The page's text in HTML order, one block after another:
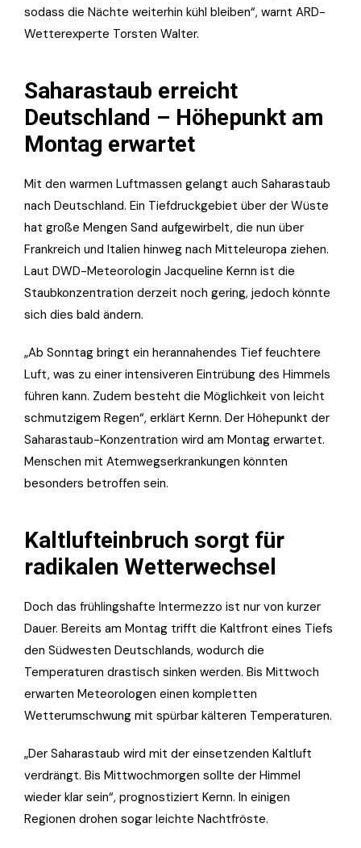
sodass die Nächte weiterhin kühl bleiben“, warnt ARD-
Wetterexperte Torsten Walter.
Saharastaub erreicht
Deutschland – Höhepunkt am
Montag erwartet
Mit den warmen Luftmassen gelangt auch Saharastaub
nach Deutschland. Ein Tiefdruckgebiet über der Wüste
hat große Mengen Sand aufgewirbelt, die nun über
Frankreich und Italien hinweg nach Mitteleuropa ziehen.
Laut DWD-Meteorologin Jacqueline Kernn ist die
Staubkonzentration derzeit noch gering, jedoch könnte
sich dies bald ändern.
„Ab Sonntag bringt ein herannahendes Tief feuchtere
Luft, was zu einer intensiveren Eintrübung des Himmels
führen kann. Zudem besteht die Möglichkeit von leicht
schmutzigem Regen“, erklärt Kernn. Der Höhepunkt der
Saharastaub-Konzentration wird am Montag erwartet.
Menschen mit Atemwegserkrankungen könnten
besonders betroffen sein.
Kaltlufteinbruch sorgt für
radikalen Wetterwechsel
Doch das frühlingshafte Intermezzo ist nur von kurzer
Dauer. Bereits am Montag trifft die Kaltfront eines Tiefs
den Südwesten Deutschlands, wodurch die
Temperaturen drastisch sinken werden. Bis Mittwoch
erwarten Meteorologen einen kompletten
Wetterumschwung mit spürbar kälteren Temperaturen.
„Der Saharastaub wird mit der einsetzenden Kaltluft
verdrängt. Bis Mittwochmorgen sollte der Himmel
wieder klar sein“, prognostiziert Kernn. In einigen
Regionen drohen sogar leichte Nachtfröste.